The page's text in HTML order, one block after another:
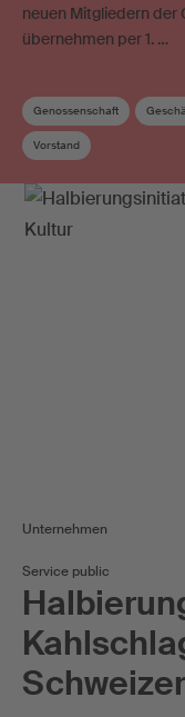
neuen Mitgliedern der
übernehmen per 1. …
Genossenschaft
Vorstand
Unternehmen
Service public